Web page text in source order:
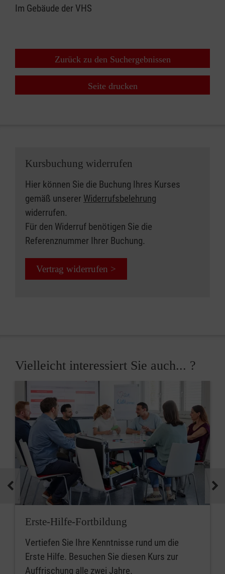
⇧
Im Gebäude der VHS
Zurück zu den Suchergebnissen
Seite drucken
Kursbuchung widerrufen
Hier können Sie die Buchung Ihres Kurses
gemäß unserer Widerrufsbelehrung
widerrufen.
Für den Widerruf benötigen Sie die
Referenznummer Ihrer Buchung.
Vertrag widerrufen >
Vielleicht interessiert Sie auch... ?
Erste-Hilfe-Fortbildung
Vertiefen Sie Ihre Kenntnisse rund um die
Erste Hilfe. Besuchen Sie diesen Kurs zur
Auffrischung alle zwei Jahre.